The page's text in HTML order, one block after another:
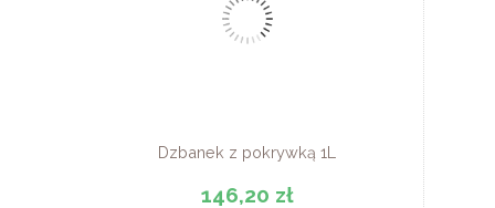
Dzbanek z pokrywką 1L
146,20 zł